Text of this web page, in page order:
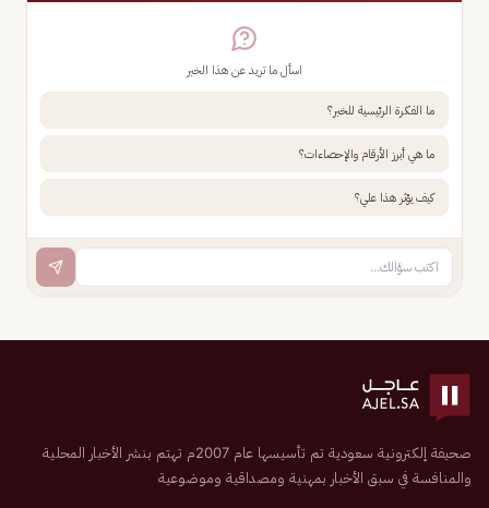
اسأل ما تريد عن هذا الخبر
ما الفكرة الرئيسية للخبر؟
ما هي أبرز الأرقام والإحصاءات؟
كيف يؤثر هذا علي؟
صحيفة إلكترونية سعودية تم تأسيسها عام 2007م تهتم بنشر الأخبار المحلية
والمنافسة في سبق الأخبار بمهنية ومصداقية وموضوعية